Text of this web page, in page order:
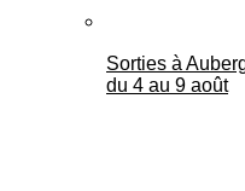
Sorties à
du 4 au 9 août